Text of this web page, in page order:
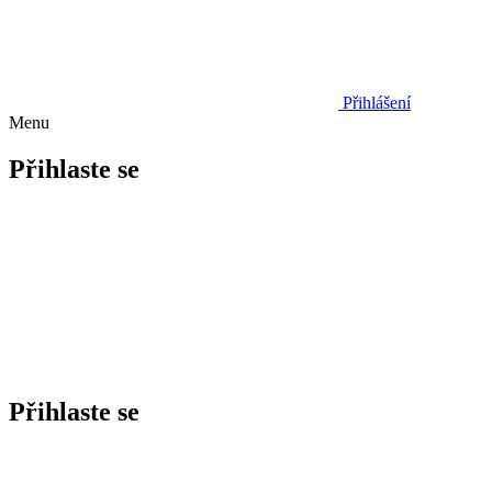
Přihlášení
Menu
Přihlaste se
Přihlaste se